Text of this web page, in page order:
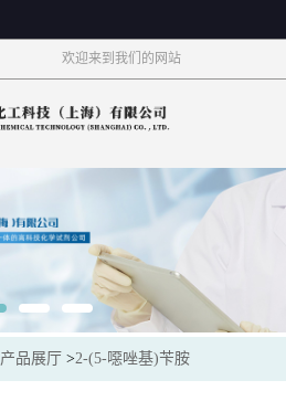
欢迎来到我们的网站
产品展厅 >2-(5-噁唑基)苄胺